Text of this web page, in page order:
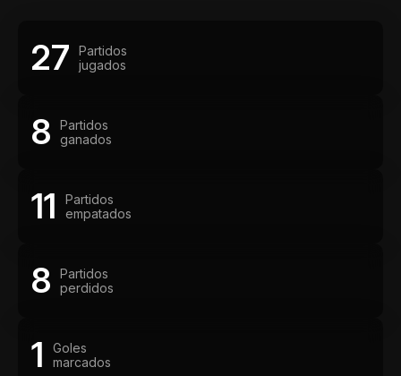
27
Partidos
jugados
8
Partidos
ganados
11
Partidos
empatados
8
Partidos
perdidos
1
Goles
marcados